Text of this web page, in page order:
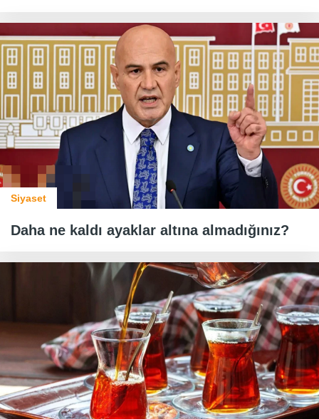
Siyaset
Daha ne kaldı ayaklar altına almadığınız?